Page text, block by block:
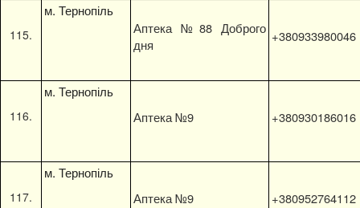
м. Тернопіль
Аптека №88 Доброго
дня
+380933980046
м. Тернопіль
Аптека №9 +380930186016
м. Тернопіль
Аптека №9 +380952764112